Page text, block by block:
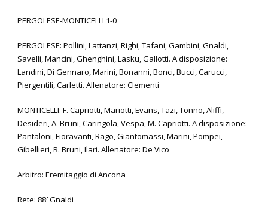
PERGOLESE-MONTICELLI 1-0
PERGOLESE: Pollini, Lattanzi, Righi, Tafani, Gambini, Gnaldi,
Savelli, Mancini, Ghenghini, Lasku, Gallotti. A disposizione:
Landini, Di Gennaro, Marini, Bonanni, Bonci, Bucci, Carucci,
Piergentili, Carletti. Allenatore: Clementi
MONTICELLI: F. Capriotti, Mariotti, Evans, Tazi, Tonno, Aliffi,
Desideri, A. Bruni, Caringola, Vespa, M. Capriotti. A disposizione:
Pantaloni, Fioravanti, Rago, Giantomassi, Marini, Pompei,
Gibellieri, R. Bruni, Ilari. Allenatore: De Vico
Arbitro: Eremitaggio di Ancona
Rete: 88′ Gnaldi